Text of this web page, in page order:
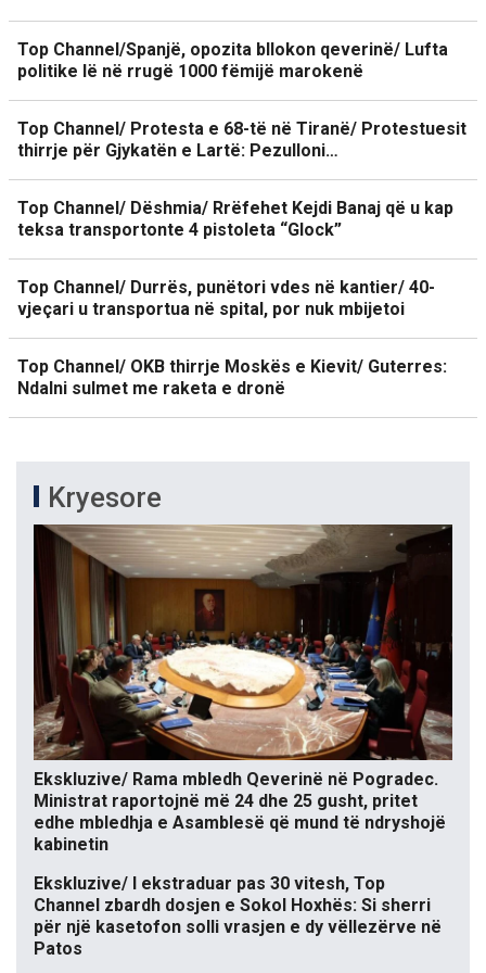
Top Channel/Spanjë, opozita bllokon qeverinë/ Lufta
politike lë në rrugë 1000 fëmijë marokenë
Top Channel/ Protesta e 68-të në Tiranë/ Protestuesit
thirrje për Gjykatën e Lartë: Pezulloni…
Top Channel/ Dëshmia/ Rrëfehet Kejdi Banaj që u kap
teksa transportonte 4 pistoleta “Glock”
Top Channel/ Durrës, punëtori vdes në kantier/ 40-
vjeçari u transportua në spital, por nuk mbijetoi
Top Channel/ OKB thirrje Moskës e Kievit/ Guterres:
Ndalni sulmet me raketa e dronë
Kryesore
Ekskluzive/ Rama mbledh Qeverinë në Pogradec.
Ministrat raportojnë më 24 dhe 25 gusht, pritet
edhe mbledhja e Asamblesë që mund të ndryshojë
kabinetin
Ekskluzive/ I ekstraduar pas 30 vitesh, Top
Channel zbardh dosjen e Sokol Hoxhës: Si sherri
për një kasetofon solli vrasjen e dy vëllezërve në
Patos